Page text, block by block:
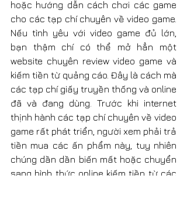
hoặc hướng dẫn cách chơi các game
cho các tạp chí chuyên về video game.
Nếu tình yêu với video game đủ lớn,
bạn thậm chí có thể mở hẳn một
website chuyên review video game và
kiếm tiền từ quảng cáo. Đây là cách mà
các tạp chí giấy truyền thống và online
đã và đang dùng. Trước khi internet
thịnh hành các tạp chí chuyên về video
game rất phát triển, người xem phải trả
tiền mua các ấn phẩm này, tuy nhiên
chúng dần dần biến mất hoặc chuyển
sang hình thức online kiếm tiền từ các